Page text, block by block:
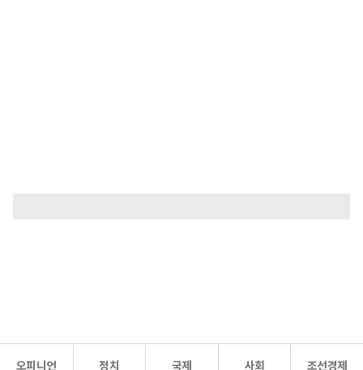
오피니언 정치 국제 사회 조선경제